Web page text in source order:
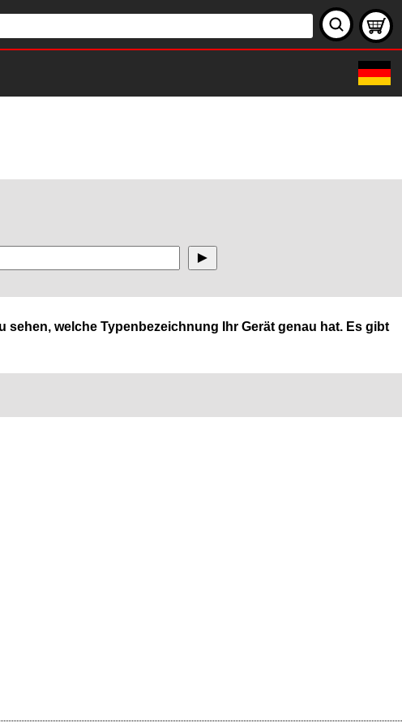
welche Typenbezeichnung Ihr Gerät genau hat. Es gibt